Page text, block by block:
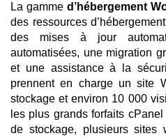
La gamme d’hébergement
des ressources
des mises à jour
automatisées, une migration
et une assistance à la
prennent en charge un site
stockage et environ 10 000
les plus grands forfaits
de stockage, plusieurs